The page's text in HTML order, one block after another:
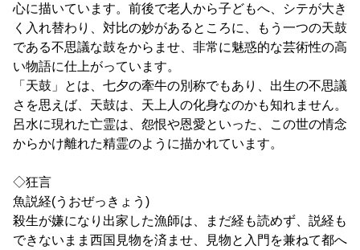
心に描いています。前後で老人から子どもへ、シテが大き
く入れ替わり、対比の妙があるところに、もう一つの天鼓
である不思議な鼓をからませ、非常に魅惑的な芸術性の高
い物語に仕上がっています。
「天鼓」とは、七夕の牽牛の別称でもあり、出生の不思議
さを思えば、天鼓は、天上人の化身なのかも知れません。
呂水に現れた亡霊は、怨恨や恩愛といった、この世の情念
からかけ離れた精霊のように描かれています。
◇狂言
魚説経(うおぜっきょう)
殺生が嫌になり出家した漁師は、まだ経も読めず、説経も
できないまま西国見物を済ませ、見物と入門を兼ねて都へ